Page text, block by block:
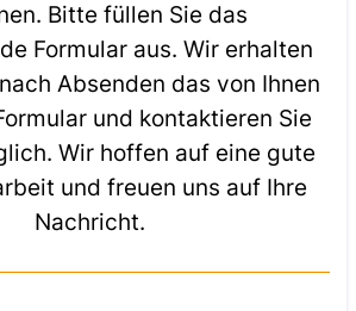
Bitte füllen Sie das
Formular aus. Wir erhalten
Absenden das von Ihnen
und kontaktieren Sie
Wir hoffen auf eine gute
und freuen uns auf Ihre
Nachricht.